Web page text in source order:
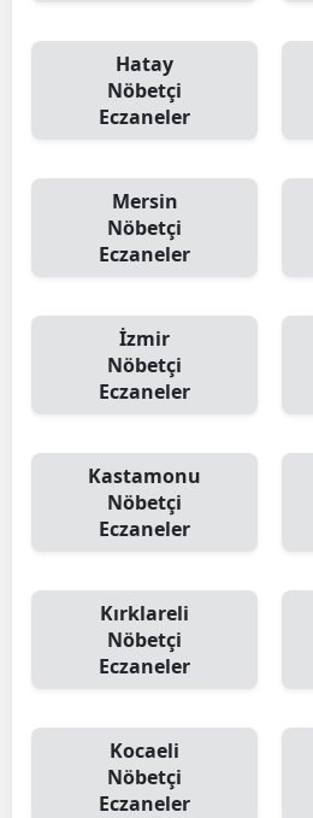
Hatay
Nöbetçi
Eczaneler
Mersin
Nöbetçi
Eczaneler
İzmir
Nöbetçi
Eczaneler
Kastamonu
Nöbetçi
Eczaneler
Kırklareli
Nöbetçi
Eczaneler
Kocaeli
Nöbetçi
Eczaneler